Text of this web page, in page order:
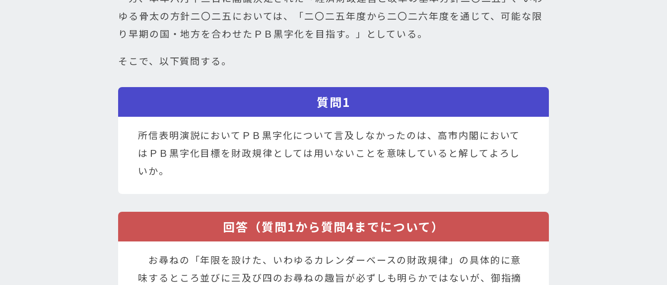
ゆる骨太の方針二〇二五においては、「二〇二五年度から二〇二六年度を通じて、可能な限
り早期の国・地方を合わせたＰＢ黒字化を目指す。」としている。
そこで、以下質問する。
質問1
所信表明演説においてＰＢ黒字化について言及しなかったのは、高市内閣において
はＰＢ黒字化目標を財政規律としては用いないことを意味していると解してよろし
いか。
回答（質問1から質問4までについて）
お尋ねの「年限を設けた、いわゆるカレンダーベースの財政規律」の具体的に意
味するところ並びに三及び四のお尋ねの趣旨が必ずしも明らかではないが、御指摘